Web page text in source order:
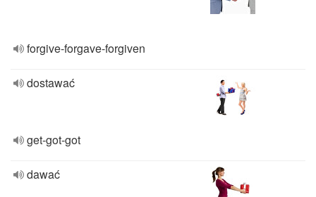
forgive-forgave-forgiven
dostawać
get-got-got
dawać